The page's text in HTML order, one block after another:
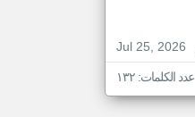
Jul 25, 2026
عدد الكلمات: ١٣٢